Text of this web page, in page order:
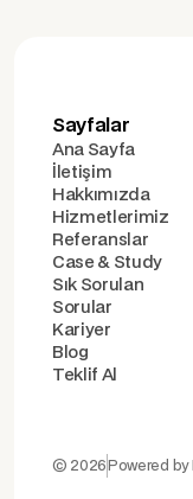
Sayfalar
Ana Sayfa
İletişim
Hakkımızda
Hizmetlerimiz
Referanslar
Case & Study
Sık Sorulan
Sorular
Kariyer
Blog
Teklif Al
© 2026 Powered by